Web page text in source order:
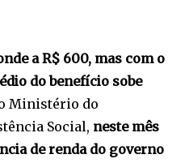
a R$ 600, mas com o
do benefício sobe
Ministério do
Social, neste mês
de renda do governo